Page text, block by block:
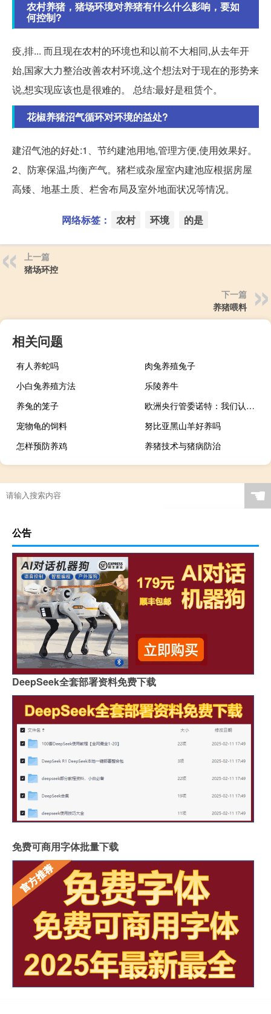
农村养猪，猪场环境对养猪有什么什么影响，要如
何控制?
疫,排... 而且现在农村的环境也和以前不大相同,从去年开
始,国家大力整治改善农村环境,这个想法对于现在的形势来
说,想实现应该也是很难的。 总结:最好是租赁个。
花椒养猪沼气循环对环境的益处?
建沼气池的好处:1、节约建池用地,管理方便,使用效果好。
2、防寒保温,均衡产气。猪栏或杂屋室内建池应根据房屋
高矮、地基土质、栏舍布局及室外地面状况等情况。
网络标签： 农村 环境 的是
上一篇
猪场环控
下一篇
养猪喂料
相关问题
有人养蛇吗
肉兔养殖兔子
小白兔养殖方法
乐陵养牛
养兔的笼子
欧洲央行管委诺特：我们认为可以在2025年将通胀率恢复到2%
宠物龟的饲料
努比亚黑山羊好养吗
怎样预防养鸡
养猪技术与猪病防治
☚
公告
DeepSeek全套部署资料免费下载
免费可商用字体批量下载